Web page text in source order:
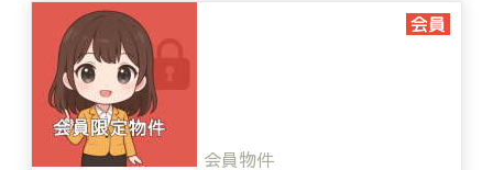
会員物件